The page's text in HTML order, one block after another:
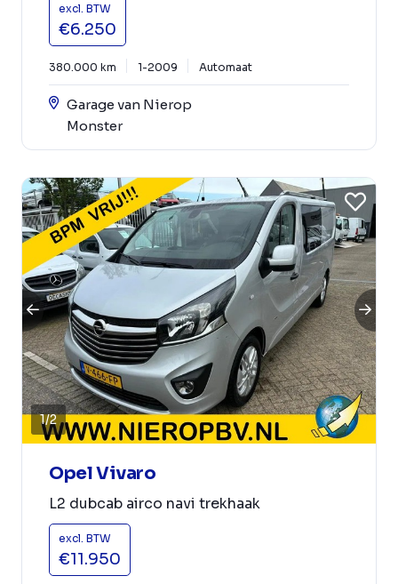
excl. BTW
€6.250
380.000 km 1-2009 Automaat
Garage van Nierop
Monster
1/2
Opel Vivaro
L2 dubcab airco navi trekhaak
excl. BTW
€11.950